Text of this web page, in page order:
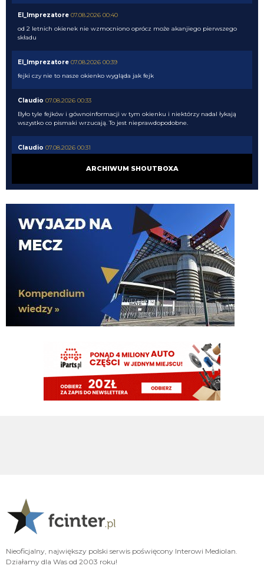
El_Imprezatore 07.08.2026 00:40
od 2 letnich okienek nie wzmocniono oprócz może akanjiego pierwszego
składu
El_Imprezatore 07.08.2026 00:39
fejki czy nie to nasze okienko wygląda jak fejk
Claudio 07.08.2026 00:33
Było tyle fejków i gównoinformacji w tym okienku i niektórzy nadal łykają
wszystko co pismaki wrzucają. To jest nieprawdopodobne.
Claudio 07.08.2026 00:31
El_Imprezatore 07.08.2026 00:09
Claudio 06.08.2026 23:58
pismaki zawsze maja info z opoznieniem. Moze juz dawno dali sobie spokoj
z Romero. To wiedza tylko wewnatrz Interu
Żebyscie sie jeszcze nie zdziwili jak CHivu po treningach uznal ze Pavard
ma motywacje i odpowiednie umiejetnosci i sam chce by zostal, a kasa ma
isc na inne pozycje
Jaworeq 06.08.2026 23:33
06.08.2026 23:14
Misterem X był Benjamin Pavard. Witamy w Interze!
FENDI_SOSA 06.08.2026 22:15
Ważniejsze mamy pozycje do obstawienia
FENDI_SOSA
06.08.2026 22:15
ARCHIWUM SHOUTBOXA
Nieoficjalny, największy polski serwis poświęcony Interowi Mediolan.
Działamy dla Was od 2003 roku!